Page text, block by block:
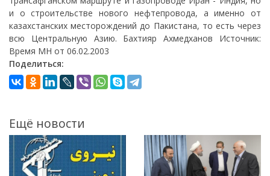
и о строительстве нового нефтепровода, а именно от
казахстанских месторождений до Пакистана, то есть через
всю Центральную Азию. Бахтияр Ахмедханов Источник:
Время МН от 06.02.2003
Поделиться:
Ещё новости